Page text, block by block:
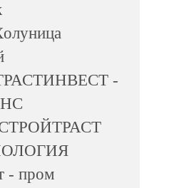
-
- пром